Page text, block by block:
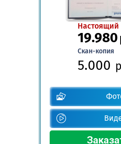
Настоящий
19.980
Скан-копия
5.000